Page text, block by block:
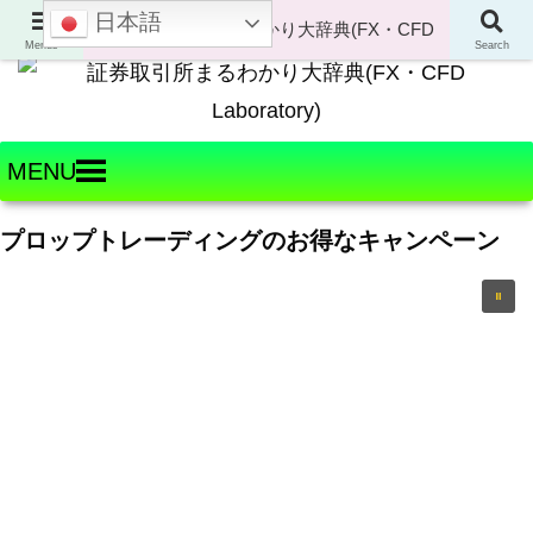
Welcome to FX・CFD Laboratory!
MENU
プロップトレーディングのお得なキャンペーン
Menus Search
日本語